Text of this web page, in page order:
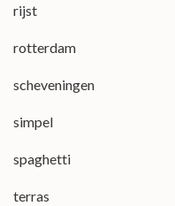
rijst
rotterdam
scheveningen
simpel
spaghetti
terras